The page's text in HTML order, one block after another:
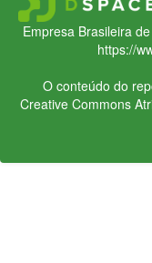
Empresa Brasileira
https://
O conteúdo do
Creative Commons